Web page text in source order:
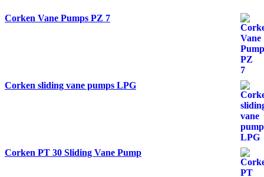
Corken Vane Pumps PZ 7
Corken sliding vane pumps LPG
Corken PT 30 Sliding Vane Pump